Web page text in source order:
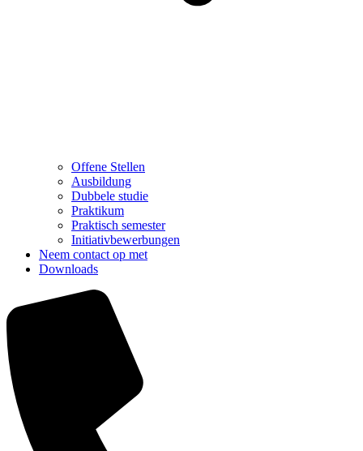
Offene Stellen
Ausbildung
Dubbele studie
Praktikum
Praktisch semester
Initiativbewerbungen
Neem contact op met
Downloads